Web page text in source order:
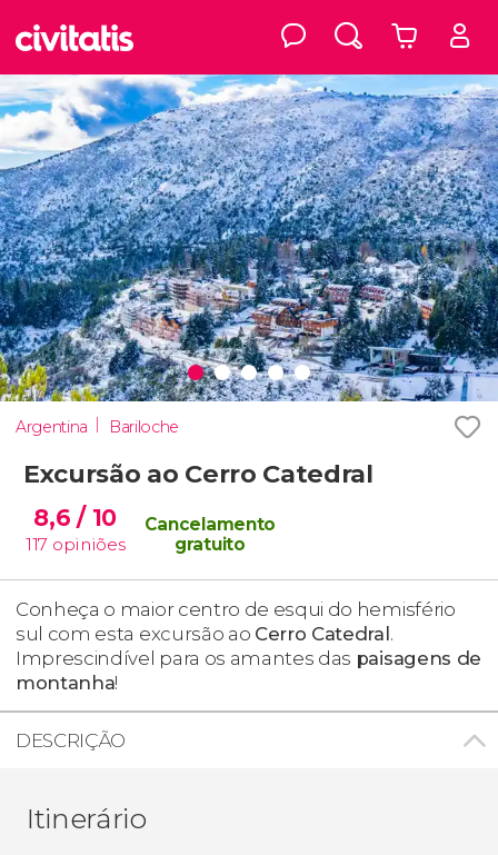
Argentina Bariloche
Excursão ao Cerro Catedral
8,6/ 10
117 opiniões
Cancelamento
gratuito
Conheça o maior centro de esqui do hemisfério
sul com esta excursão ao Cerro Catedral.
Imprescindível para os amantes das paisagens de
montanha!
DESCRIÇÃO
Itinerário